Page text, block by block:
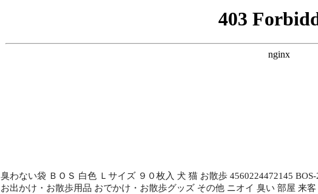
臭わない袋 ＢＯＳ 白色 Ｌサイズ ９０枚入 犬 猫 お散歩 4560224472145
お出かけ・お散歩用品 おでかけ・お散歩グッズ その他 ニオイ 臭い 部屋 来